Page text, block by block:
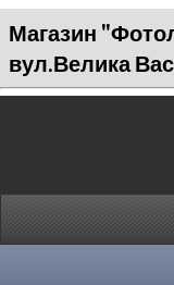
Магазин
вул.Велика